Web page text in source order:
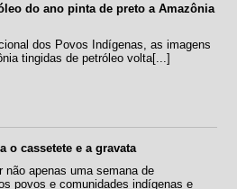
do ano pinta de preto a Amazônia
dos Povos Indígenas, as imagens
tingidas de petróleo volta[...]
o cassetete e a gravata
não apenas uma semana de
povos e comunidades indígenas e